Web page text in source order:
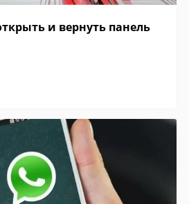
и вернуть панель